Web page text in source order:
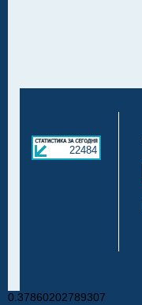
22484
0.37860202789307